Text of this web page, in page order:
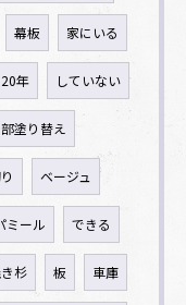
幕板 家にいる
20年 していない
塗り替え
ベージュ
ミール できる
杉 板 車庫